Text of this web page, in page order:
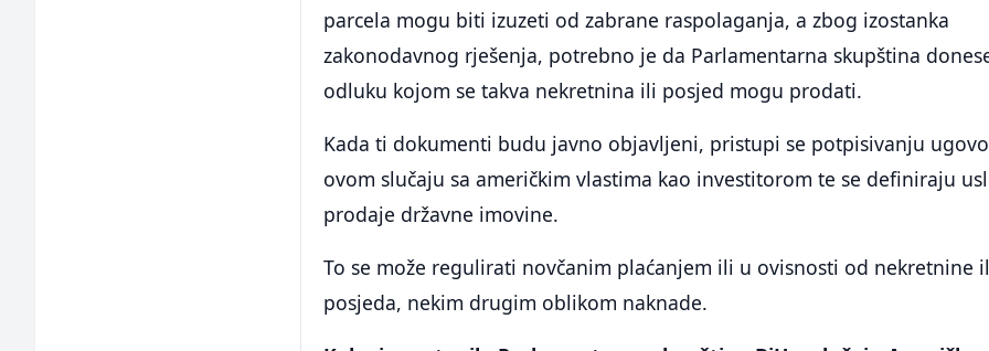
parcela mogu biti izuzeti od zabrane raspolaganja, a zbog izostanka
zakonodavnog rješenja, potrebno je da Parlamentarna skupština
odluku kojom se takva nekretnina ili posjed mogu prodati.
Kada ti dokumenti budu javno objavljeni, pristupi se potpisivanju
ovom slučaju sa američkim vlastima kao investitorom te se definiraju
prodaje državne imovine.
To se može regulirati novčanim plaćanjem ili u ovisnosti od nekretnine
posjeda, nekim drugim oblikom naknade.